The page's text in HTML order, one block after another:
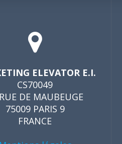
ELEVATOR E.I.
CS70049
DE MAUBEUGE
75009 PARIS 9
FRANCE